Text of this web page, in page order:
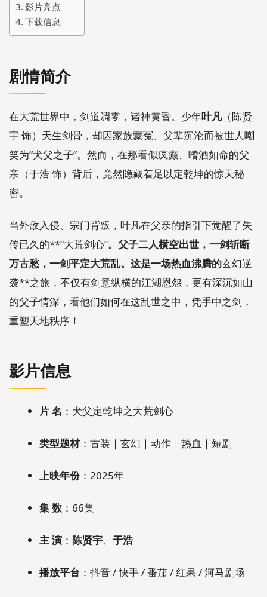
影片亮点
下载信息
剧情简介
在大荒世界中，剑道凋零，诸神黄昏。少年叶凡（陈贤
宇 饰）天生剑骨，却因家族蒙冤、父辈沉沦而被世人嘲
笑为“犬父之子”。然而，在那看似疯癫、嗜酒如命的父
亲（于浩 饰）背后，竟然隐藏着足以定乾坤的惊天秘
密。
当外敌入侵、宗门背叛，叶凡在父亲的指引下觉醒了失
传已久的**“大荒剑心”。父子二人横空出世，一剑斩断
万古愁，一剑平定大荒乱。这是一场热血沸腾的玄幻逆
袭**之旅，不仅有剑意纵横的江湖恩怨，更有深沉如山
的父子情深，看他们如何在这乱世之中，凭手中之剑，
重塑天地秩序！
影片信息
片 名 ：犬父定乾坤之大荒剑心
类型题材：古装｜玄幻｜动作｜热血｜短剧
上映年份：2025年
集 数 ：66集
主 演 ： 陈贤宇、 于浩
播放平台 ：抖音 / 快手 / 番茄 / 红果 / 河马剧场